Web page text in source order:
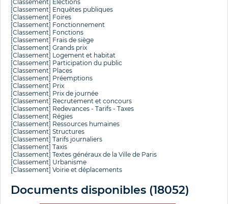
[Classement] Elections
[Classement] Enquêtes publiques
[Classement] Foires
[Classement] Fonctionnement
[Classement] Fonctions
[Classement] Frais de siège
[Classement] Grands prix
[Classement] Logement et habitat
[Classement] Participation du public
[Classement] Places
[Classement] Préemptions
[Classement] Prix
[Classement] Prix de journée
[Classement] Recrutement et concours
[Classement] Redevances - Tarifs - Taxes
[Classement] Régies
[Classement] Ressources humaines
[Classement] Structures
[Classement] Tarifs journaliers
[Classement] Taxis
[Classement] Textes généraux de la Ville de Paris
[Classement] Urbanisme
[Classement] Voirie et déplacements
Documents disponibles (18052)